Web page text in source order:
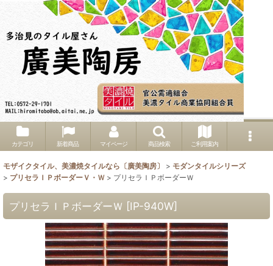
カテゴリ 新着商品 マイページ 商品検索 ご利用案内
モザイクタイル、美濃焼タイルなら〔廣美陶房〕 > モダンタイルシリーズ
> プリセラＩＰボーダーＶ・Ｗ > プリセラＩＰボーダーＷ
プリセラＩＰボーダーＷ [IP-940W]